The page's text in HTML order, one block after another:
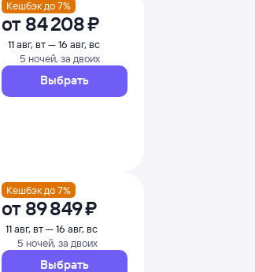
Кешбэк до 7%
от 84 ⁠208 ⁠₽
11 авг, вт — 16 авг, вс
5 ночей, за двоих
Выбрать
Кешбэк до 7%
от 89 ⁠849 ⁠₽
11 авг, вт — 16 авг, вс
5 ночей, за двоих
Выбрать